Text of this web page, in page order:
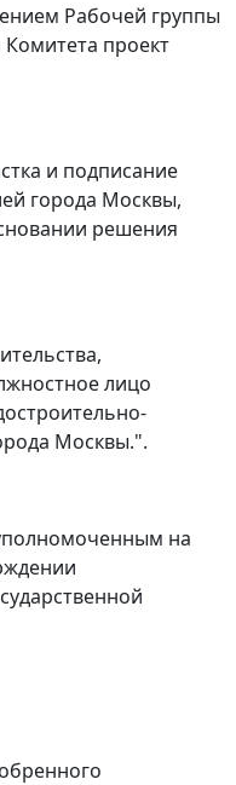
Рабочей группы
проект
и подписание
города Москвы,
решения
лицо
Москвы.".
на